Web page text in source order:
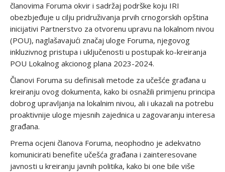
članovima Foruma okvir i sadržaj podrške koju IRI
obezbjeđuje u cilju pridruživanja prvih crnogorskih opština
inicijativi Partnerstvo za otvorenu upravu na lokalnom nivou
(POU), naglašavajući značaj uloge Foruma, njegovog
inkluzivnog pristupa i uključenosti u postupak ko-kreiranja
POU Lokalnog akcionog plana 2023-2024.
Članovi Foruma su definisali metode za učešće građana u
kreiranju ovog dokumenta, kako bi osnažili primjenu principa
dobrog upravljanja na lokalnim nivou, ali i ukazali na potrebu
proaktivnije uloge mjesnih zajednica u zagovaranju interesa
građana.
Prema ocjeni članova Foruma, neophodno je adekvatno
komunicirati benefite učešća građana i zainteresovane
javnosti u kreiranju javnih politika, kako bi one bile više